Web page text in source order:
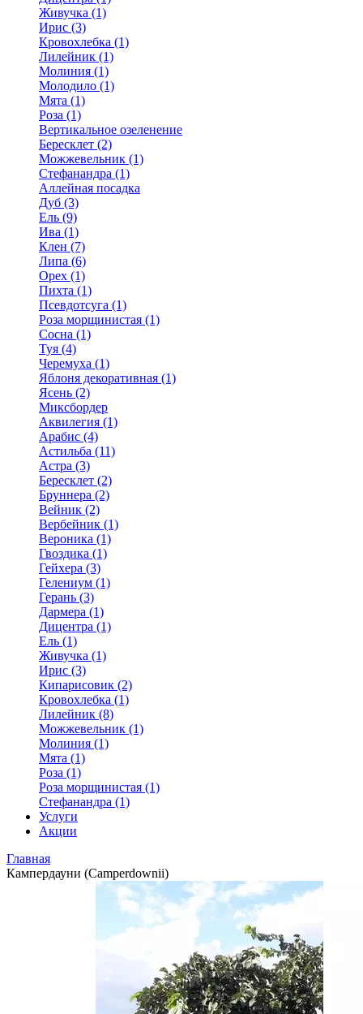
Живучка (1)
Ирис (3)
Кровохлебка (1)
Лилейник (1)
Молиния (1)
Молодило (1)
Мята (1)
Роза (1)
Вертикальное озеленение
Бересклет (2)
Можжевельник (1)
Стефанандра (1)
Аллейная посадка
Дуб (3)
Ель (9)
Ива (1)
Клен (7)
Липа (6)
Орех (1)
Пихта (1)
Псевдотсуга (1)
Роза морщинистая (1)
Сосна (1)
Туя (4)
Черемуха (1)
Яблоня декоративная (1)
Ясень (2)
Миксбордер
Аквилегия (1)
Арабис (4)
Астильба (11)
Астра (3)
Бересклет (2)
Бруннера (2)
Вейник (2)
Вербейник (1)
Вероника (1)
Гвоздика (1)
Гейхера (3)
Гелениум (1)
Герань (3)
Дармера (1)
Дицентра (1)
Ель (1)
Живучка (1)
Ирис (3)
Кипарисовик (2)
Кровохлебка (1)
Лилейник (8)
Можжевельник (1)
Молиния (1)
Мята (1)
Роза (1)
Роза морщинистая (1)
Стефанандра (1)
Услуги
Акции
Главная
Кампердауни (Camperdownii)